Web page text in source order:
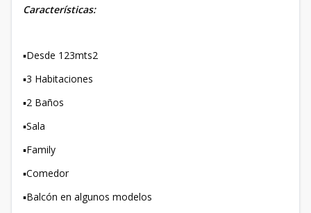
Características:
▪️Desde 123mts2
▪️3 Habitaciones
▪️2 Baños
▪️Sala
▪️Family
▪️Comedor
▪️Balcón en algunos modelos